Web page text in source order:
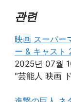
관련
映画 スーパー
ー & キャスト
2025년 07월
"芸能人 映画